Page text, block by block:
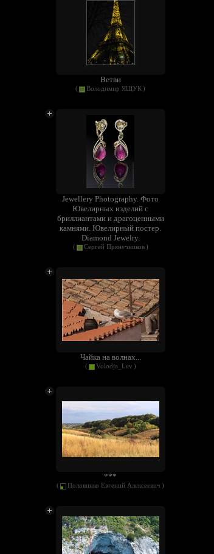
Ветви
( Володимир ЯЩУК)
Jewellery Photography. Фото
Ювелирных изделий с
бриллиантами и драгоценными
камнями. Ювелирный постер.
Diamond Jewelry.
( Сергей Прянечников )
Чайка на волнах...
( Volodja_Lev )
***
( Половинко Евгений Алексеевич )